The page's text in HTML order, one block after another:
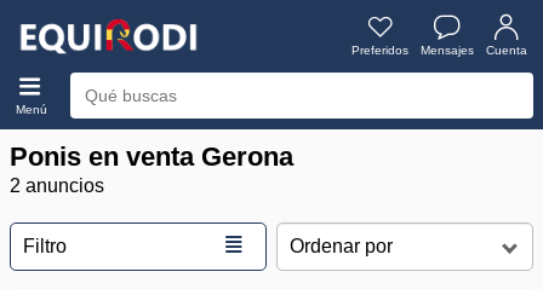
Preferidos Mensajes Cuenta
Menú
Ponis en venta Gerona
2 anuncios
Filtro ≣